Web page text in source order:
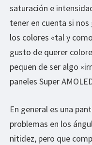
saturación e
tener en cuenta si
los colores «tal y
gusto de querer
pequen de ser algo
paneles Super
En general es una
problemas en los
nitidez, pero que